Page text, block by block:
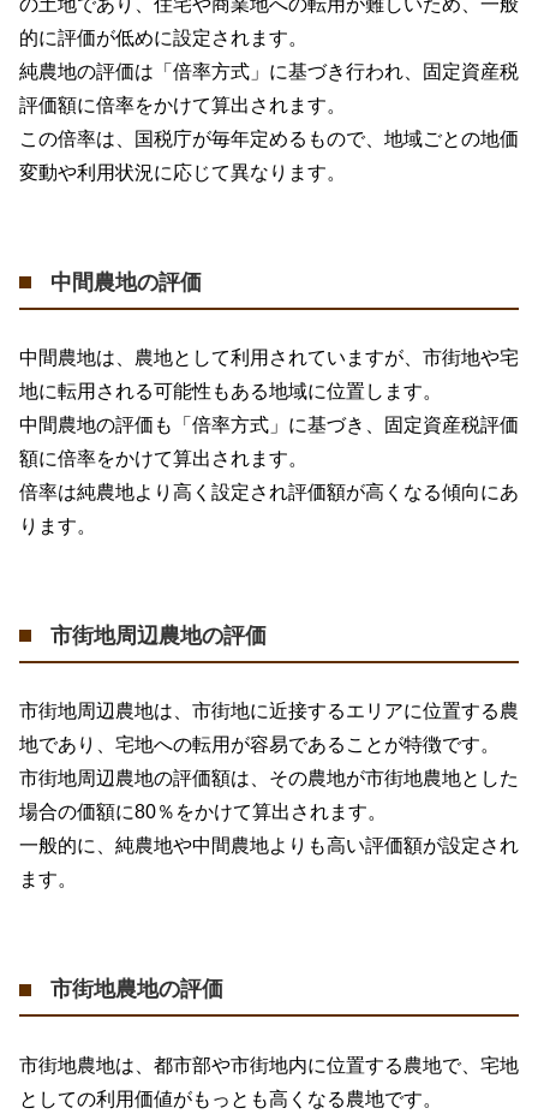
の土地であり、住宅や商業地への転用が難しいため、一般
的に評価が低めに設定されます。
純農地の評価は「倍率方式」に基づき行われ、固定資産税
評価額に倍率をかけて算出されます。
この倍率は、国税庁が毎年定めるもので、地域ごとの地価
変動や利用状況に応じて異なります。
中間農地の評価
中間農地は、農地として利用されていますが、市街地や宅
地に転用される可能性もある地域に位置します。
中間農地の評価も「倍率方式」に基づき、固定資産税評価
額に倍率をかけて算出されます。
倍率は純農地より高く設定され評価額が高くなる傾向にあ
ります。
市街地周辺農地の評価
市街地周辺農地は、市街地に近接するエリアに位置する農
地であり、宅地への転用が容易であることが特徴です。
市街地周辺農地の評価額は、その農地が市街地農地とした
場合の価額に80％をかけて算出されます。
一般的に、純農地や中間農地よりも高い評価額が設定され
ます。
市街地農地の評価
市街地農地は、都市部や市街地内に位置する農地で、宅地
としての利用価値がもっとも高くなる農地です。